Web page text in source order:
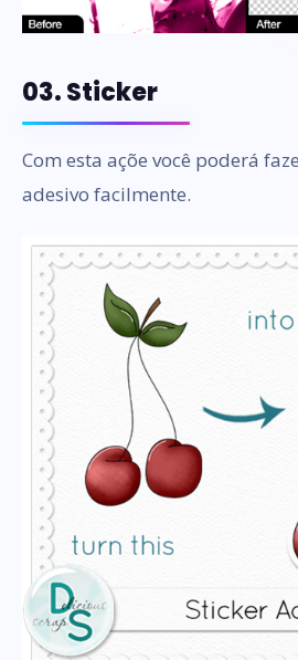
03. Sticker
Com esta açõe você poderá
adesivo facilmente.